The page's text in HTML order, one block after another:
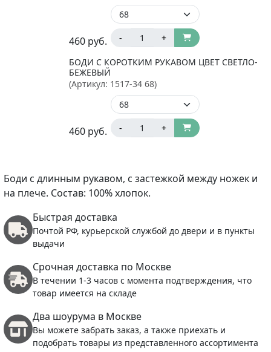
460 руб. - +
БОДИ С КОРОТКИМ РУКАВОМ ЦВЕТ СВЕТЛО-
БЕЖЕВЫЙ
(Артикул: 1517-34 68)
460 руб. - +
Боди с длинным рукавом, с застежкой между ножек и
на плече. Состав: 100% хлопок.
Быстрая доставка
Почтой РФ, курьерской службой до двери и в пункты
выдачи
Срочная доставка по Москве
В течении 1-3 часов с момента подтверждения, что
товар имеется на складе
Два шоурума в Москве
Вы можете забрать заказ, а также приехать и
подобрать товары из представленного ассортимента